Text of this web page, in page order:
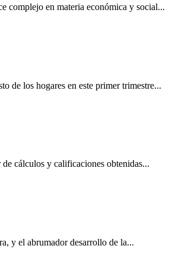
complejo en materia económica y social...
de los hogares en este primer trimestre...
cálculos y calificaciones obtenidas...
y el abrumador desarrollo de la...